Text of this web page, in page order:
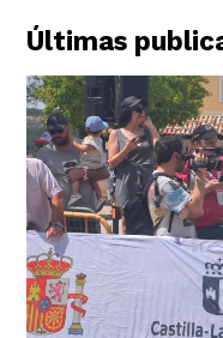
Últimas